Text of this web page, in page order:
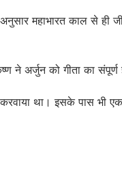
महाभारत काल से
ने अर्जुन को गीता का संपूर्ण
करवाया था। इसके पास भी